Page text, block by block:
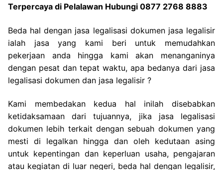
Terpercaya di Pelalawan Hubungi 0877 2768 8883
Beda hal dengan jasa legalisasi dokumen jasa legalisir
ialah jasa yang kami beri untuk memudahkan
pekerjaan anda hingga kami akan menanganinya
dengan pesat dan tepat waktu, apa bedanya dari jasa
legalisasi dokumen dan jasa legalisir ?
Kami membedakan kedua hal inilah disebabkan
ketidaksamaan dari tujuannya, jika jasa legalisasi
dokumen lebih terkait dengan sebuah dokumen yang
mesti di legalkan hingga dan oleh kedutaan asing
untuk kepentingan dan keperluan usaha, pengajaran
atau kegiatan di luar negeri, beda hal dengan legalisir,